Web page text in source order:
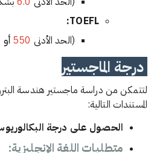
TOEFL:
(الحد الأدنى 550 أو
درجة الماجستير
لتتمكن من دراسة ماجستير هندسة
المستندات التالية:
الحصول على درجة
متطلبات اللغة الإنجليزية: